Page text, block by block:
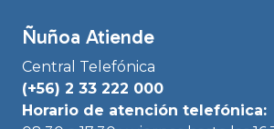
Ñuñoa Atiende
Central Telefónica
(+56) 2 33 222 000
Horario de atención telefónica: